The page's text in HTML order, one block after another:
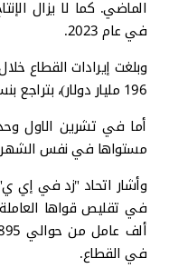
في عام 2023.
196 مليار دولار)، بتراجع بنسبة 6.3 بالمئة مقارنة بعام 2023.
أما في تشرين الاول
مستواها في نفس الشهر من
وأشار اتحاد "زد في إي
في القطاع.